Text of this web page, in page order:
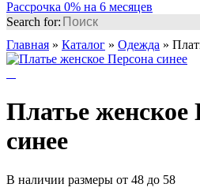
Рассрочка 0% на 6 месяцев
Search for:
Главная » Каталог » Одежда »
Платье женское
синее
В наличии размеры от 48 до 58